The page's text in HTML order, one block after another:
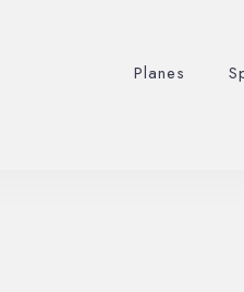
Planes